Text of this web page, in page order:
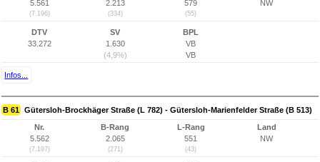
5.561
(7.196)
2.213
(334)
579
(55)
NW
DTV
33.272
SV
1.630
(4,9%)
BPL
VB
VB
Infos...
B 61 Gütersloh-Brockhäger Straße (L 782) - Gütersloh-Marienfelder Straße (B 513)
Nr.
5.562
(7.197)
B-Rang
2.065
(271)
L-Rang
551
(43)
Land
NW